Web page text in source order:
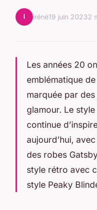
I iréné19 juin 20232
Les années 20
emblématique
marquée par
glamour. Le
continue
aujourd’hui,
des robes
style rétro avec
style Peaky